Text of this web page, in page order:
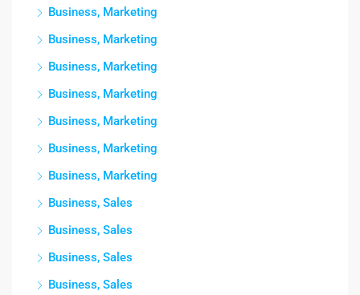
Business, Marketing
Business, Marketing
Business, Marketing
Business, Marketing
Business, Marketing
Business, Marketing
Business, Marketing
Business, Sales
Business, Sales
Business, Sales
Business, Sales